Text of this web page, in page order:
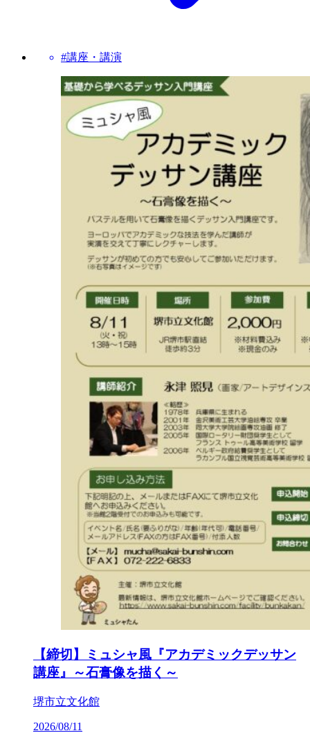
#講座・講演
【締切】ミュシャ風『アカデミックデッサン
講座』～石膏像を描く～
堺市立文化館
2026/08/11